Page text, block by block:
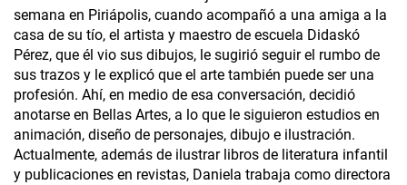
semana en Piriápolis, cuando acompañó a una amiga a la
casa de su tío, el artista y maestro de escuela Didaskó
Pérez, que él vio sus dibujos, le sugirió seguir el rumbo de
sus trazos y le explicó que el arte también puede ser una
profesión. Ahí, en medio de esa conversación, decidió
anotarse en Bellas Artes, a lo que le siguieron estudios en
animación, diseño de personajes, dibujo e ilustración.
Actualmente, además de ilustrar libros de literatura infantil
y publicaciones en revistas, Daniela trabaja como directora